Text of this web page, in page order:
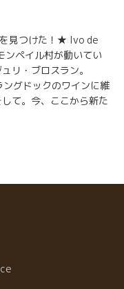
見つけた！★ Ivo de
ペイル村が動いてい
リ・ブロスラン。
グドックのワインに維
て。今、ここから新た
ありながらも、赤い糸